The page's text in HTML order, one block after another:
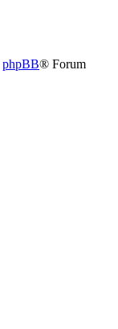
phpBB® Forum